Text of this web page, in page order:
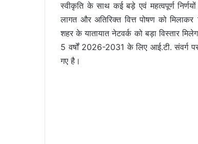
स्वीकृति के साथ कई बड़े एवं महत्वपूर्ण
लागत और अतिरिक्त वित्त पोषण को
शहर के यातायात नेटवर्क को बड़ा विस्तार
5 वर्षों 2026-2031 के लिए आई.टी. संवर्ग
गए है।